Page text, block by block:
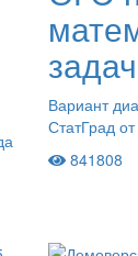
Вариант
СтатГрад
841808